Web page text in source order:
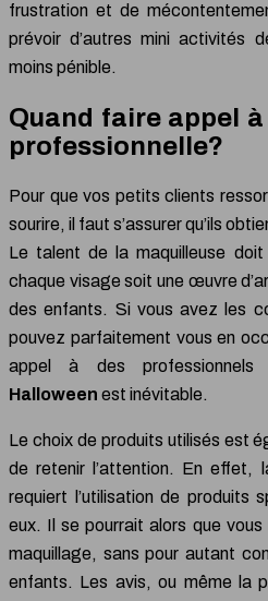
frustration et de
prévoir d’autres mini activités
moins pénible.
Quand faire appel
professionnelle?
Pour que vos petits clients
sourire, il faut s’assurer qu’ils
Le talent de la maquilleuse
chaque visage soit une œuvre
des enfants. Si vous avez les
pouvez parfaitement vous en
appel à des
Halloween est inévitable.
Le choix de produits utilisés est
de retenir l’attention. En effet,
requiert l’utilisation de produits
eux. Il se pourrait alors que
maquillage, sans pour autant
enfants. Les avis, ou même la